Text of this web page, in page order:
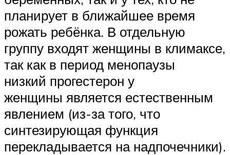
планирует в ближайшее время
рожать ребёнка. В отдельную
группу входят женщины в климаксе,
так как в период менопаузы
низкий прогестерон у
женщины является естественным
явлением (из-за того, что
синтезирующая функция
перекладывается на надпочечники).